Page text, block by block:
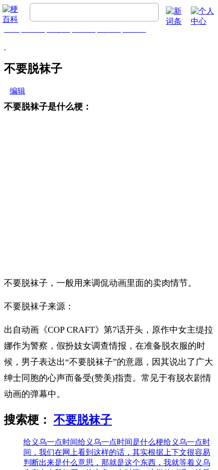
不要脱袜子
编辑
不要脱袜子是什么梗：
不要脱袜子，一般用来调侃动画里面的卖肉情节。
不要脱袜子来源：
出自动画《COP CRAFT》第7话开头，原作中女主缇拉
娜作为警察，假扮妓女调查情报，在准备脱衣服的时
候，男子表达出“不要脱袜子”的意愿，因其说出了广大
绅士同胞的心声而备受(赞美)指责。常见于有脱衣剧情
动画的弹幕中。
搜索梗： 不要脱袜子
给义乌一点时间给义乌一点时间是什么梗给义乌一点时
间，我们在网上看到这样的话，其实根据上下文很容易
判断出来是什么意思，那就是这个东西，我就等着义乌